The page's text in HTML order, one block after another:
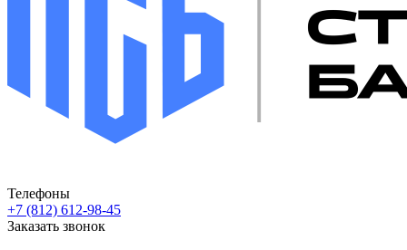
Телефоны
+7 (812) 612-98-45
Заказать звонок